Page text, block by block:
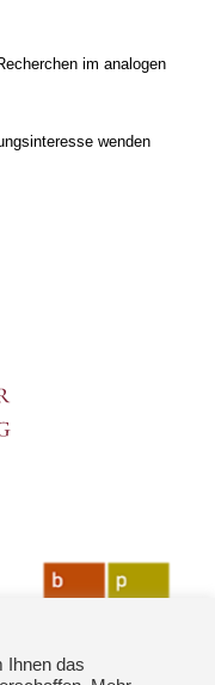
im analogen
wenden
Ihnen das